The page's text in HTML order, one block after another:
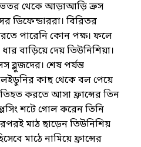
ভেতর থেকে আড়াআড়ি ক্রস
ডিফেন্ডাররা। বিরিতর
পারেনি কোন পক্ষ। ফলে
বাড়িয়ে দেয় তিউনিশিয়া।
শেষ পর্যন্ত
কাছ থেকে বল পেয়ে
করতে আসা ফ্রান্সের তিন
শটে গোল করেন তিনি
মাঠ ছাড়েন তিউনিশিয়
মাঠে নামিয়ে ফ্রান্সের